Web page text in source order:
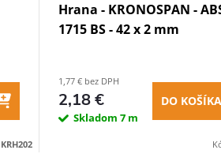
KRH202
Hrana - KRONOSPAN -
1715 BS - 42 x 2 mm
1,77 € bez DPH
2,18 €
Skladom 7 m
DO KOŠÍKA